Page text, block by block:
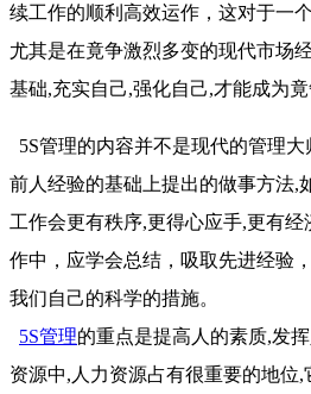
续工作的顺利高效运作，这对于一
尤其是在竟争激烈多变的现代市场
基础,充实自己,强化自己,才能成为竟
5S管理的内容并不是现代的管理
前人经验的基础上提出的做事方法,
工作会更有秩序,更得心应手,更有
作中，应学会总结，吸取先进经验
我们自己的科学的措施。
5S管理的重点是提高人的素质,发
资源中,人力资源占有很重要的地位,